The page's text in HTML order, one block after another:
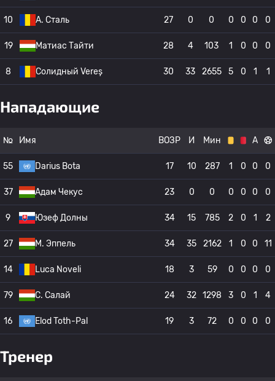
10 A. Сталь 27 0 0 0 0 0 0
19 Матиас Тайти 28 4 103 1 0 0 0
8 Солидный Vereș 30 33 2655 5 0 1 1
Нападающие
№ Имя ВОЗР И Мин А
55 Darius Bota 17 10 287 1 0 0 0
37 Адам Чекус 23 0 0 0 0 0 0
9 Юзеф Долны 34 15 785 2 0 1 2
27 M. Эппель 34 35 2162 1 0 0 11
14 Luca Noveli 18 3 59 0 0 0 0
79 С. Салай 24 32 1298 3 0 1 4
16 Elod Toth-Pal 19 3 72 0 0 0 0
Тренер